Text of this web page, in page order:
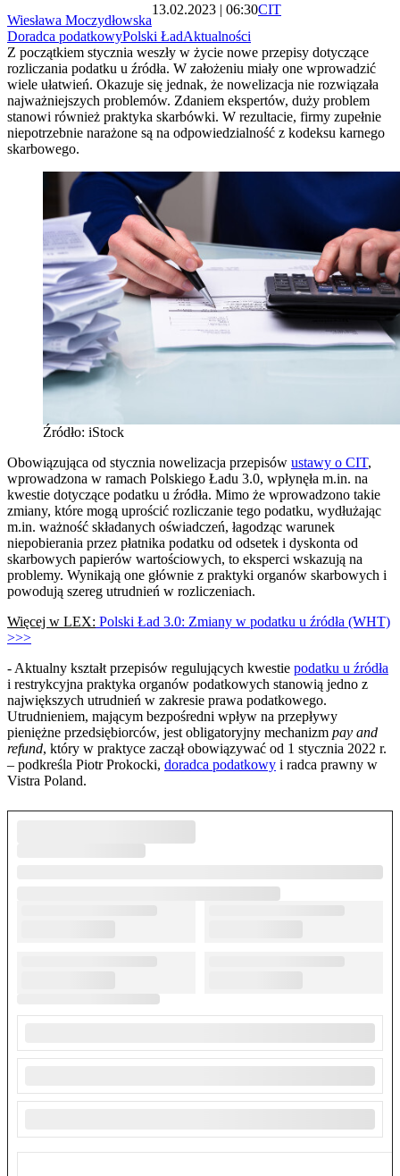
Wiesława Moczydłowska
13.02.2023 | 06:30CIT
Doradca podatkowyPolski ŁadAktualności
Z początkiem stycznia weszły w życie nowe przepisy dotyczące
rozliczania podatku u źródła. W założeniu miały one wprowadzić
wiele ułatwień. Okazuje się jednak, że nowelizacja nie rozwiązała
najważniejszych problemów. Zdaniem ekspertów, duży problem
stanowi również praktyka skarbówki. W rezultacie, firmy zupełnie
niepotrzebnie narażone są na odpowiedzialność z kodeksu karnego
skarbowego.
Źródło: iStock
Obowiązująca od stycznia nowelizacja przepisów ustawy o CIT,
wprowadzona w ramach Polskiego Ładu 3.0, wpłynęła m.in. na
kwestie dotyczące podatku u źródła. Mimo że wprowadzono takie
zmiany, które mogą uprościć rozliczanie tego podatku, wydłużając
m.in. ważność składanych oświadczeń, łagodząc warunek
niepobierania przez płatnika podatku od odsetek i dyskonta od
skarbowych papierów wartościowych, to eksperci wskazują na
problemy. Wynikają one głównie z praktyki organów skarbowych i
powodują szereg utrudnień w rozliczeniach.
Więcej w LEX: Polski Ład 3.0: Zmiany w podatku u źródła (WHT)
>>>
- Aktualny kształt przepisów regulujących kwestie podatku u źródła
i restrykcyjna praktyka organów podatkowych stanowią jedno z
największych utrudnień w zakresie prawa podatkowego.
Utrudnieniem, mającym bezpośredni wpływ na przepływy
pieniężne przedsiębiorców, jest obligatoryjny mechanizm pay and
refund, który w praktyce zaczął obowiązywać od 1 stycznia 2022 r.
– podkreśla Piotr Prokocki, doradca podatkowy i radca prawny w
Vistra Poland.